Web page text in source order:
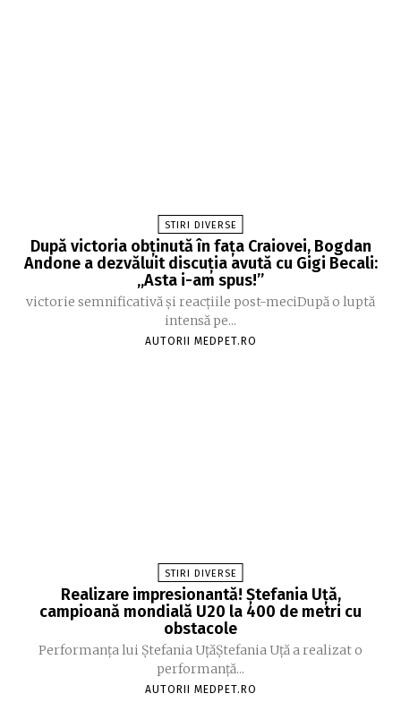
STIRI DIVERSE
După victoria obținută în fața Craiovei, Bogdan
Andone a dezvăluit discuția avută cu Gigi Becali:
„Asta i-am spus!”
victorie semnificativă și reacțiile post-meciDupă o luptă
intensă pe...
AUTORII MEDPET.RO
STIRI DIVERSE
Realizare impresionantă! Ștefania Uță,
campioană mondială U20 la 400 de metri cu
obstacole
Performanța lui Ștefania UțăŞtefania Uță a realizat o
performanță...
AUTORII MEDPET.RO